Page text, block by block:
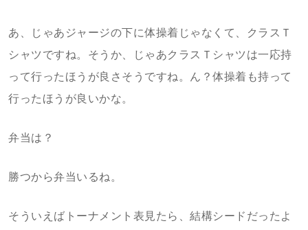
あ、じゃあジャージの下に体操着じゃなくて、クラスＴ
シャツですね。そうか、じゃあクラスＴシャツは一応持
って行ったほうが良さそうですね。ん？体操着も持って
行ったほうが良いかな。
弁当は？
勝つから弁当いるね。
そういえばトーナメント表見たら、結構シードだったよ